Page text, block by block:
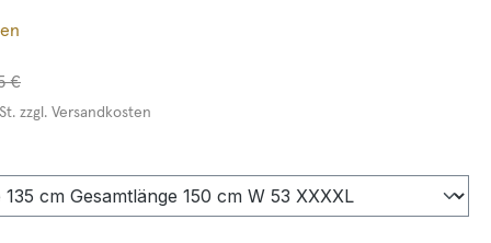
€
zzgl. Versandkosten